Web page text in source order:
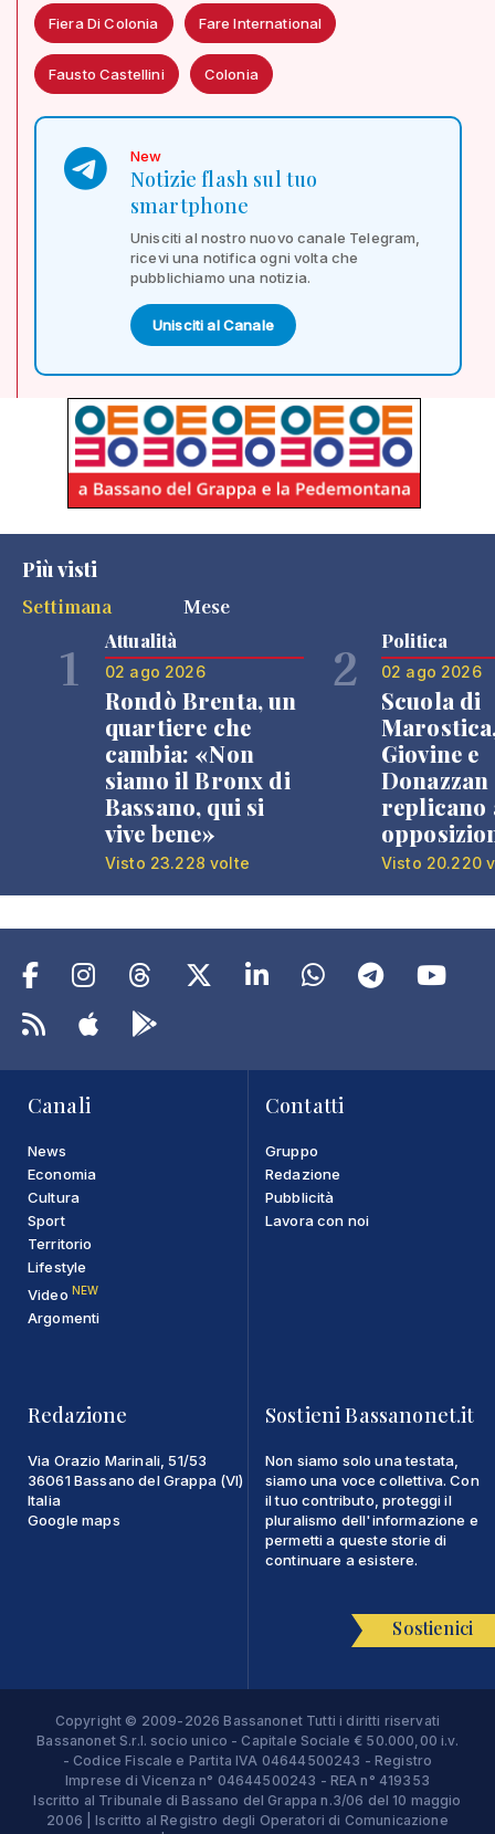
Fiera Di Colonia Fare International
Fausto Castellini Colonia
New
Notizie flash sul tuo
smartphone
Unisciti al nostro nuovo canale Telegram,
ricevi una notifica ogni volta che
pubblichiamo una notizia.
Unisciti al Canale
Più visti
Settimana
Mese
1 Attualità
02 ago 2026
Rondò Brenta, un
quartiere che
cambia: «Non
siamo il Bronx di
Bassano, qui si
vive bene»
Visto 23.228 volte
2 Politica
02 ago 2026
Scuola di
Giovine e
Donazzan
replicano
Visto 20.220
Canali
News
Economia
Cultura
Sport
Territorio
Lifestyle
Video NEW
Argomenti
Contatti
Gruppo
Redazione
Pubblicità
Lavora con noi
Redazione
Via Orazio Marinali, 51/53
36061 Bassano del Grappa (VI)
Italia
Google maps
Sostieni Bassanonet.it
Non siamo solo una testata,
siamo una voce collettiva. Con
il tuo contributo, proteggi il
pluralismo dell'informazione e
permetti a queste storie di
continuare a esistere.
Sostienici
Copyright © 2009-2026 Bassanonet Tutti i diritti riservati
Bassanonet S.r.l. socio unico - Capitale Sociale € 50.000,00 i.v.
- Codice Fiscale e Partita IVA 04644500243 - Registro
Imprese di Vicenza n° 04644500243 - REA n° 419353
Iscritto al Tribunale di Bassano del Grappa n.3/06 del 10 maggio
2006 | Iscritto al Registro degli Operatori di Comunicazione